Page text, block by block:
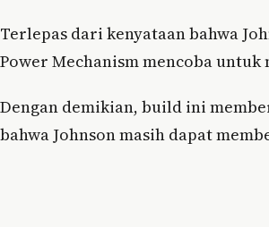
Terlepas dari kenyataan bahwa
Power Mechanism mencoba untuk
Dengan demikian, build ini
bahwa Johnson masih dapat